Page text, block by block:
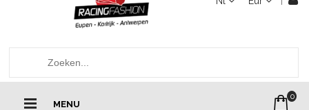
MENU
0